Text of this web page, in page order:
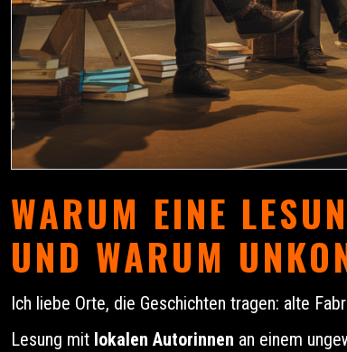
WARUM EINE
UND WARUM
Ich liebe Orte, die Geschichten tragen: alte
Lesung mit lokalen Autorinnen an einem